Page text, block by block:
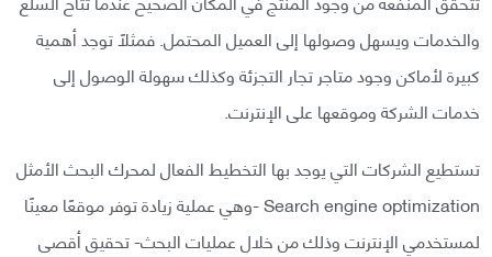
والخدمات ويسهل وصولها إلى العميل المحتمل. فمثلًا توجد أهمية
كبيرة لأماكن وجود متاجر تجار التجزئة وكذلك سهولة الوصول إلى
خدمات الشركة وموقعها على الإنترنت.
تستطيع الشركات التي يوجد بها التخطيط الفعال لمحرك البحث الأمثل
Search engine optimization -وهي عملية زيادة توفر موقعًا معينًا
لمستخدمي الإنترنت وذلك من خلال عمليات البحث- تحقيق أقصی